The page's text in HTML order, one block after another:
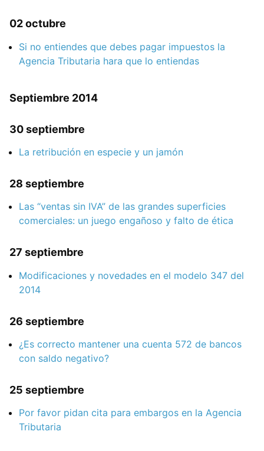
02 octubre
Si no entiendes que debes pagar impuestos la
Agencia Tributaria hara que lo entiendas
Septiembre 2014
30 septiembre
La retribución en especie y un jamón
28 septiembre
Las “ventas sin IVA” de las grandes superficies
comerciales: un juego engañoso y falto de ética
27 septiembre
Modificaciones y novedades en el modelo 347 del
2014
26 septiembre
¿Es correcto mantener una cuenta 572 de bancos
con saldo negativo?
25 septiembre
Por favor pidan cita para embargos en la Agencia
Tributaria